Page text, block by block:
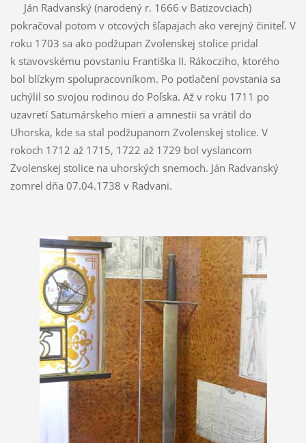
Ján Radvanský (narodený r. 1666 v Batizovciach)
pokračoval potom v otcových šľapajach ako verejný činiteľ. V
roku 1703 sa ako podžupan Zvolenskej stolice pridal
k stavovskému povstaniu Františka II. Rákocziho, ktorého
bol blízkym spolupracovníkom. Po potlačení povstania sa
uchýlil so svojou rodinou do Poľska. Až v roku 1711 po
uzavretí Satumárskeho mieri a amnestii sa vrátil do
Uhorska, kde sa stal podžupanom Zvolenskej stolice. V
rokoch 1712 až 1715, 1722 až 1729 bol vyslancom
Zvolenskej stolice na uhorských snemoch. Ján Radvanský
zomrel dňa 07.04.1738 v Radvani.